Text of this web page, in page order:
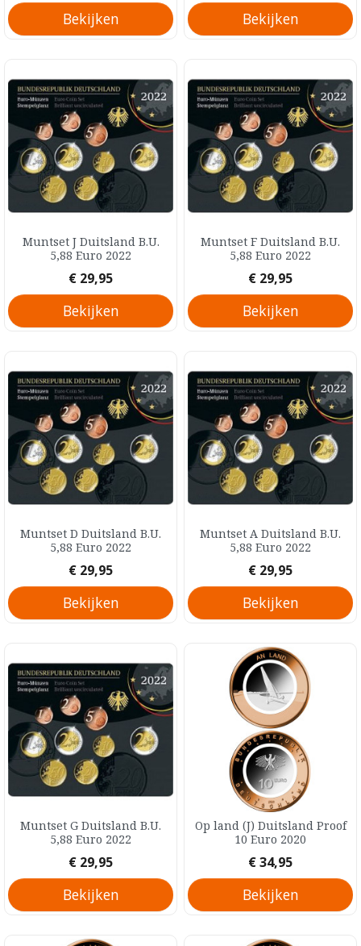
Bekijken Bekijken
Muntset J Duitsland B.U.
5,88 Euro 2022
Prijs
€ 29,95
Bekijken
Muntset F Duitsland B.U.
5,88 Euro 2022
Prijs
€ 29,95
Bekijken
Muntset D Duitsland B.U.
5,88 Euro 2022
Prijs
€ 29,95
Bekijken
Muntset A Duitsland B.U.
5,88 Euro 2022
Prijs
€ 29,95
Bekijken
Muntset G Duitsland B.U.
5,88 Euro 2022
Prijs
€ 29,95
Bekijken
Op land (J) Duitsland Proof
10 Euro 2020
Prijs
€ 34,95
Bekijken